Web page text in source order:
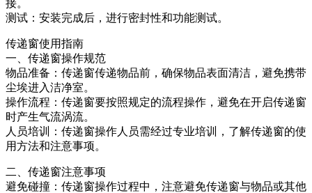
接。
测试：安装完成后，进行密封性和功能测试。
传递窗使用指南
一、 传递窗操作规范
物品准备：传递窗传递物品前，确保物品表面清洁，避免携带
尘埃进入洁净室。
操作流程：传递窗要按照规定的流程操作，避免在开启传递窗
时产生气流涡流。
人员培训：传递窗操作人员需经过专业培训，了解传递窗的使
用方法和注意事项。
二、传递窗注意事项
避免碰撞：传递窗操作过程中，注意避免传递窗与物品或其他